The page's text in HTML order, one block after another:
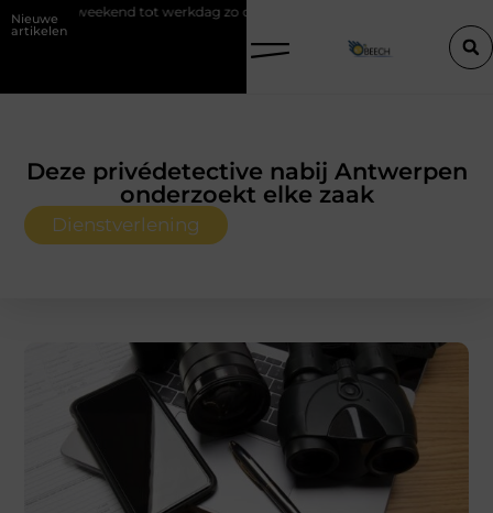
Nieuwe
artikelen
werkdag zo draag je een polo stijlvol
Deze privédetective nabij Antwerpen
onderzoekt elke zaak
Dienstverlening